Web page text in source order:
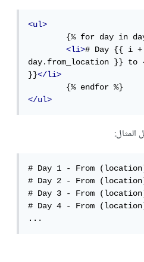
<ul>
	{% for day in daysList %}
<li># Day {{ i
day.from_location }} to
}}</li>
</ul>
# Day 1 - From
# Day 2 - From
# Day 3 - From
# Day 4 - From
...